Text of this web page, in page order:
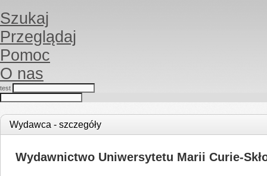
Szukaj
Przeglądaj
Pomoc
O nas
test
Wydawca - szczegóły
Wydawnictwo Uniwersytetu Marii Curie-